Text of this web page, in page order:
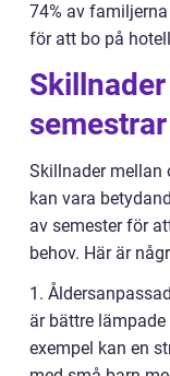
74% av
för att bo på
Skillnader mellan
kan vara
av semester för
behov. Här är
1.
är bättre
exempel kan en